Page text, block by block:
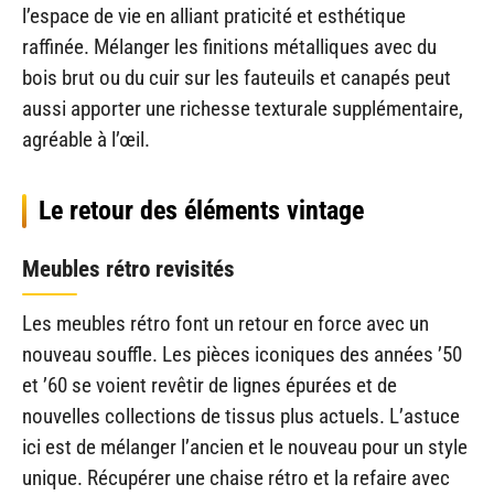
l’espace de vie en alliant praticité et esthétique
raffinée. Mélanger les finitions métalliques avec du
bois brut ou du cuir sur les fauteuils et canapés peut
aussi apporter une richesse texturale supplémentaire,
agréable à l’œil.
Le retour des éléments vintage
Meubles rétro revisités
Les meubles rétro font un retour en force avec un
nouveau souffle. Les pièces iconiques des années ’50
et ’60 se voient revêtir de lignes épurées et de
nouvelles collections de tissus plus actuels. L’astuce
ici est de mélanger l’ancien et le nouveau pour un style
unique. Récupérer une chaise rétro et la refaire avec